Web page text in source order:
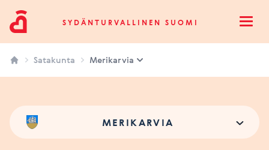
Sydänturvallinen SuomiSYDÄNTURVALLINEN SUOMI
Satakunta Merikarvia
MERIKARVIA